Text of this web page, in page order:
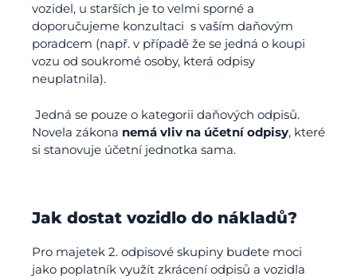
vozidel, u starších je to velmi sporné a
doporučujeme konzultaci s vaším daňovým
poradcem (např. v případě že se jedná o koupi
vozu od soukromé osoby, která odpisy
neuplatnila).
Jedná se pouze o kategorii daňových odpisů.
Novela zákona nemá vliv na účetní odpisy, které
si stanovuje účetní jednotka sama.
Jak dostat vozidlo do nákladů?
Pro majetek 2. odpisové skupiny budete moci
jako poplatník využít zkrácení odpisů a vozidla